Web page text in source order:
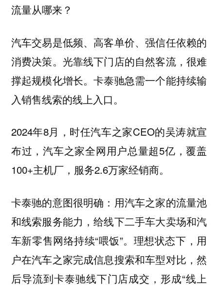
流量从哪来？
汽车交易是低频、高客单价、强信任依赖的
消费决策。光靠线下门店的自然客流，很难
撑起规模化增长。卡泰驰急需一个能持续输
入销售线索的线上入口。
2024年8月，时任汽车之家CEO的吴涛就宣
布过，汽车之家全网用户总量超5亿，覆盖
100+主机厂，服务2.6万家经销商。
卡泰驰的意图很明确：用汽车之家的流量池
和线索服务能力，给线下二手车大卖场和汽
车新零售网络持续“喂饭”。理想状态下，用
户在汽车之家完成信息搜索和车型对比，然
后导流到卡泰驰线下门店成交，形成“线上